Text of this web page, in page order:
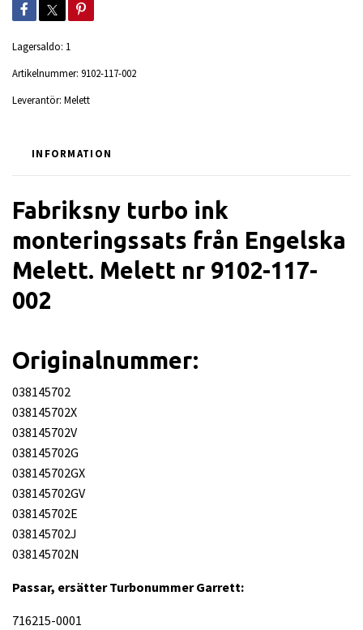
Lagersaldo: 1
Artikelnummer: 9102-117-002
Leverantör: Melett
INFORMATION
Fabriksny turbo ink
monteringssats från Engelska
Melett. Melett nr 9102-117-
002
Originalnummer:
038145702
038145702X
038145702V
038145702G
038145702GX
038145702GV
038145702E
038145702J
038145702N
Passar, ersätter Turbonummer Garrett:
716215-0001